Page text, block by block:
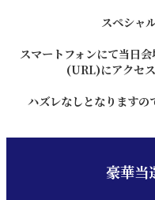
スペシャ
スマートフォンにて当日
(URL)にアクセ
ハズレなしとなりますの
豪華当